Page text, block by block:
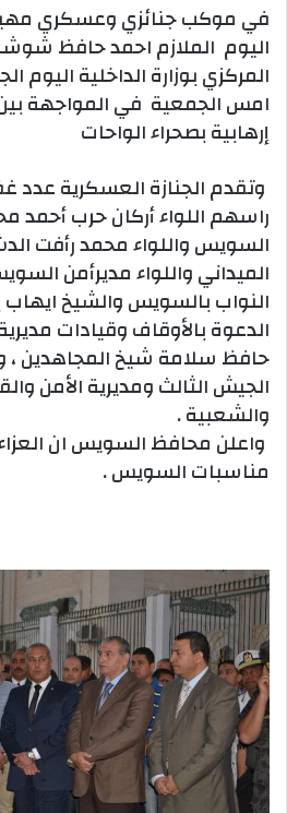
في موكب جنائزي وعسكري
اليوم الملازم احمد حافظ
المركزي بوزارة الداخلية
امس الجمعية في المواجهة
إرهابية بصحراء الواحات
وتقدم الجنازة العسكرية عدد
راسهم اللواء أركان حرب أحمد
السويس واللواء محمد رأفت
الميداني واللواء مديرأمن
النواب بالسويس والشيخ
الدعوة بالأوقاف وقيادات
حافظ سلامة شيخ المجاهدين ،
الجيش الثالث ومديرية الأمن
والشعبية .
واعلن محافظ السويس ان
مناسبات السويس .